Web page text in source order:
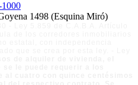
1498 (Esquina Miró)